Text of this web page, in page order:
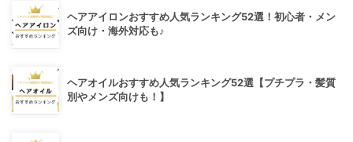
ヘアアイロンおすすめ人気ランキング52選！初心者・メン
ズ向け・海外対応も♪
ヘアオイルおすすめ人気ランキング52選【プチプラ・髪質
別やメンズ向けも！】